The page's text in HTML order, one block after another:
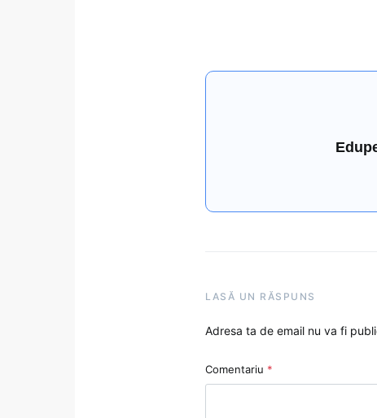
LASĂ UN RĂSPUNS
Adresa ta de email nu va fi
Comentariu *